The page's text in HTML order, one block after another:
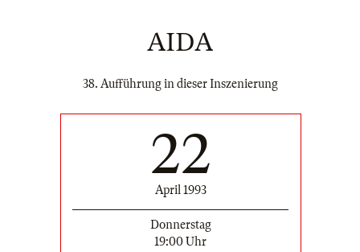
AIDA
38. Aufführung in dieser Inszenierung
22
April 1993
Donnerstag
19:00 Uhr